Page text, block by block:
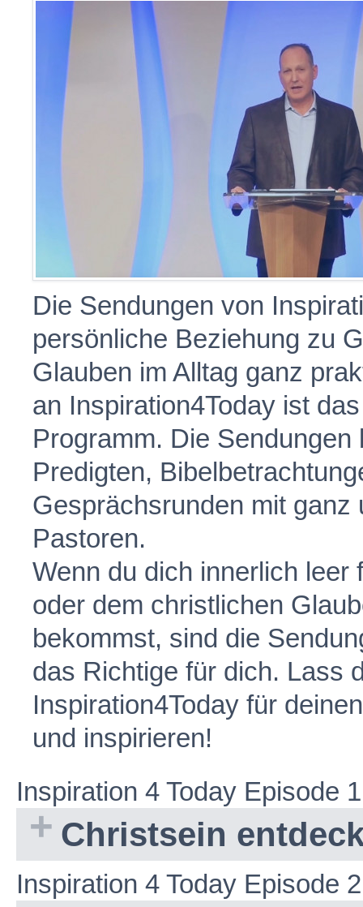
Die Sendungen von
persönliche Beziehung zu
Glauben im Alltag ganz
an Inspiration4Today ist
Programm. Die
Predigten,
Gesprächsrunden mit
Pastoren.
Wenn du dich innerlich
oder dem christlichen
bekommst, sind die
das Richtige für dich. Lass
Inspiration4Today für
und inspirieren!
Inspiration 4 Today Episode 1
Christsein
Inspiration 4 Today Episode 2